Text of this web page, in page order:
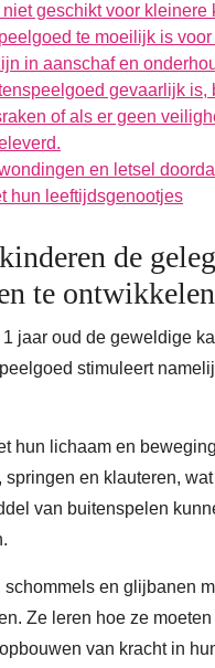
geschikt voor kleinere
te moeilijk is
in aanschaf en
gevaarlijk
of als er geen
en letsel
hun leeftijdsgenootjes
de
te
jaar oud de geweldige
stimuleert
hun lichaam en
springen en klauteren,
van buitenspelen
en glijbanen
Ze leren hoe ze
van kracht in